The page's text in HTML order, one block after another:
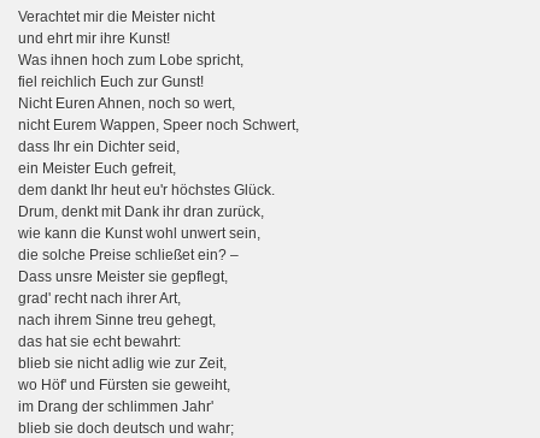
Verachtet mir die Meister nicht
und ehrt mir ihre Kunst!
Was ihnen hoch zum Lobe spricht,
fiel reichlich Euch zur Gunst!
Nicht Euren Ahnen, noch so wert,
nicht Eurem Wappen, Speer noch Schwert,
dass Ihr ein Dichter seid,
ein Meister Euch gefreit,
dem dankt Ihr heut eu'r höchstes Glück.
Drum, denkt mit Dank ihr dran zurück,
wie kann die Kunst wohl unwert sein,
die solche Preise schließet ein? –
Dass unsre Meister sie gepflegt,
grad' recht nach ihrer Art,
nach ihrem Sinne treu gehegt,
das hat sie echt bewahrt:
blieb sie nicht adlig wie zur Zeit,
wo Höf' und Fürsten sie geweiht,
im Drang der schlimmen Jahr'
blieb sie doch deutsch und wahr;